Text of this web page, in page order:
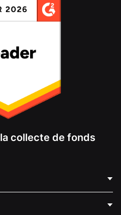
collecte de fonds